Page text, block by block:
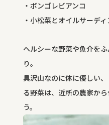
・ボンゴレビアンコ
・小松菜とオイルサーデ
ヘルシーな野菜や魚介を
り。
具沢山なのに体に優しい
る野菜は、近所の農家か
う。